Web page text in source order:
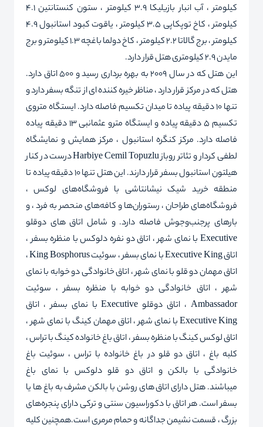
کیلومتر ، آب انبار بازیلیکا 3.9 کیلومتر ، ستون کنستانتین 4.1
کیلومتر ، کاخ توپکاپی 3.5 کیلومتر ، یاقوت کبود استانبول 4.9
کیلومتر ، برج گالاتا 2.2 کیلومتر ، کاخ دولما باغچه 1.3 کیلومتر و برج
مایدن 2.9 کیلومتری هتل قرار دارد.
این هتل که در سال 2009 به بهره برداری رسید و 500 اتاق دارد.
هتل که در مرکز قرار دارد ، مناظر خیره کننده ای از تنگه بسفر دارد و
تنها 10 دقیقه پیاده تا میدان تکسیم فاصله دارد. ایستگاه متروی
تکسیم 5 دقیقه پیاده و ایستگاه مترو عثمانبی 13 دقیقه پیاده
فاصله دارد. مرکز کنگره استانبول ، مرکز همایش و نمایشگاه
لطفی کردار و تئاتر روباز Harbiye Cemil Topuzlu درست در کنار
هیلتون استانبول بسفر قرار دارند. این هتل تنها 10 دقیقه پیاده تا
منطقه خرید شیک نیشانتاشی با فروشگاه‌های لوکس ،
فروشگاه‌های طراحان ، رستوران‌ها و کافه‌های منحصر به فرد ، و
بارهای پرجنب‌وجوش فاصله دارد. و شامل اتاق های دوقلو
Executive با نمای شهر ، اتاق دو نفره دلوکس با منظره بسفر ،
اتاق Executive King با نمای بسفر ، سوئیت King Bosphorus ،
اتاق مهمان دو قلو با نمای شهر ، اتاق خانوادگی دو خوابه با نمای
شهر ، اتاق خانوادگی دو خوابه با منظره بسفر ، سوئیت
Ambassador ، اتاق دوقلو Executive با نمای بسفر ، اتاق
Executive King با نمای شهر ، اتاق مهمان کینگ با نمای شهر ،
اتاق لوکس کینگ با منظره بسفر ، اتاق باغ خانواده کینگ با تراس ،
کلبه باغ ، اتاق دو قلو در باغ خانواده با تراس ، سوئیت باغ
خانوادگی با بالکن و اتاق دو قلو دلوکس با نمای باغ
میباشند. هتل دارای اتاق های روشن با بالکن مشرف به باغ ها یا
بسفر است. هر اتاق با دکوراسیون سنتی و ترکی دارای پنجره‌های
بزرگ ، قسمت نشیمن جداگانه و حمام مرمری است.همچنین کلیه